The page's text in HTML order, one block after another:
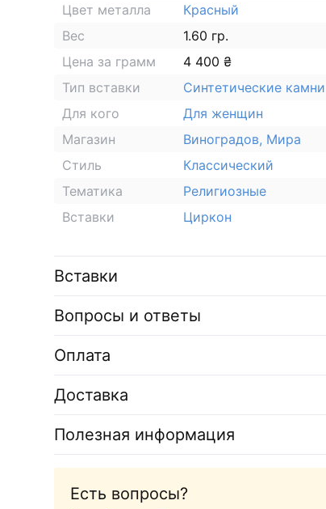
Цвет металла
Красный
Вес
1.60 гр.
Цена за грамм
4 400 ₴
Тип вставки
Синтетические камни
Для кого
Для женщин
Магазин
Виноградов, Мира
Стиль
Классический
Тематика
Религиозные
Вставки
Циркон
Вставки
Вопросы и ответы
Оплата
Доставка
Полезная информация
Есть вопросы?